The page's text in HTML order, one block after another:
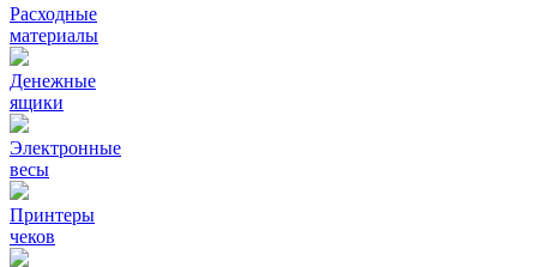
Расходные
материалы
Денежные
ящики
Электронные
весы
Принтеры
чеков